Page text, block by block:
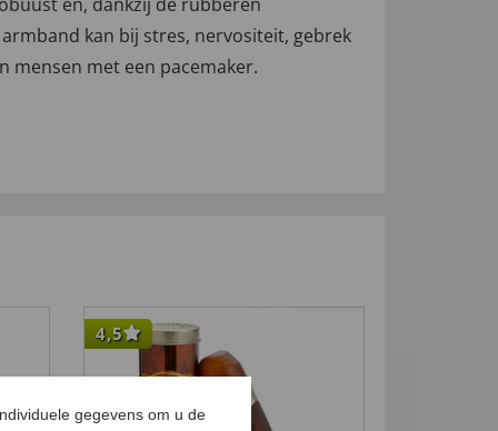
kan bij stres, nervositeit, gebrek
mensen met een pacemaker.
4,5
gegevens om u de